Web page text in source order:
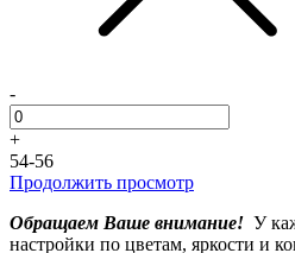
-
+
54-56
Продолжить просмотр
Обращаем Ваше внимание! У
настройки по цветам, яркости и